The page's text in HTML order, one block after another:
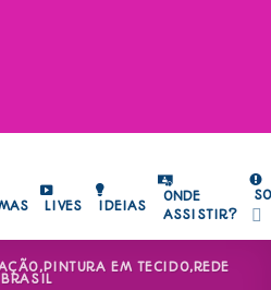
LIVES IDEIAS
ONDE
ASSISTIR?
, PINTURA EM TECIDO,REDE
BRASIL